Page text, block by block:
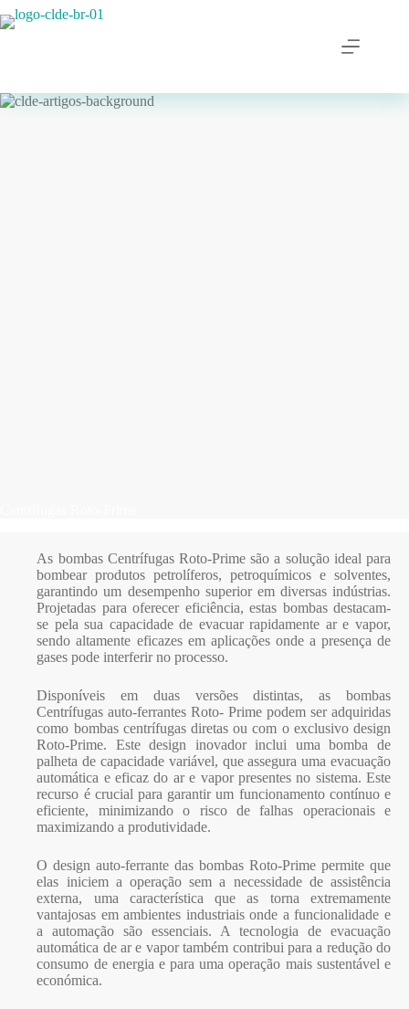
As bombas Centrífugas Roto-Prime são a solução ideal para
bombear produtos petrolíferos, petroquímicos e solventes,
garantindo um desempenho superior em diversas indústrias.
Projetadas para oferecer eficiência, estas bombas destacam-
se pela sua capacidade de evacuar rapidamente ar e vapor,
sendo altamente eficazes em aplicações onde a presença de
gases pode interferir no processo.
Disponíveis em duas versões distintas, as bombas
Centrífugas auto-ferrantes Roto- Prime podem ser adquiridas
como bombas centrífugas diretas ou com o exclusivo design
Roto-Prime. Este design inovador inclui uma bomba de
palheta de capacidade variável, que assegura uma evacuação
automática e eficaz do ar e vapor presentes no sistema. Este
recurso é crucial para garantir um funcionamento contínuo e
eficiente, minimizando o risco de falhas operacionais e
maximizando a produtividade.
O design auto-ferrante das bombas Roto-Prime permite que
elas iniciem a operação sem a necessidade de assistência
externa, uma característica que as torna extremamente
vantajosas em ambientes industriais onde a funcionalidade e
a automação são essenciais. A tecnologia de evacuação
automática de ar e vapor também contribui para a redução do
consumo de energia e para uma operação mais sustentável e
económica.